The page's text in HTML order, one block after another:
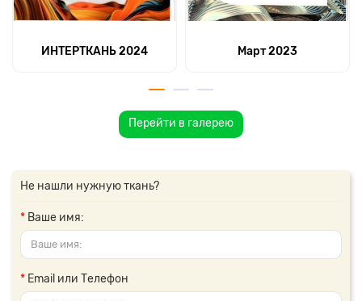
ИНТЕРТКАНЬ 2024 Март 2023
Перейти в галерею
Не нашли нужную ткань?
Ваше имя:
Email или Телефон